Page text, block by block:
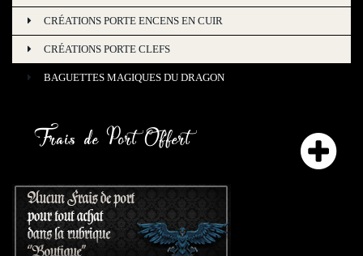
CRÉATIONS PORTE ENCENS EN CUIR
CRÉATIONS PORTE CLEFS
BAGUETTES MAGIQUES DU DRAGON
Frais de Port Offert